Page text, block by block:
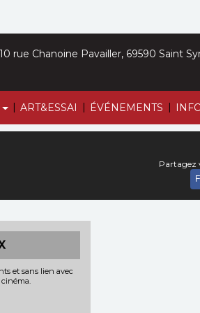
| ART&ESSAI | ÉVÉNEMENTS |
rue Chanoine Pavailler, 69590 Saint
Partagez
et sans lien avec